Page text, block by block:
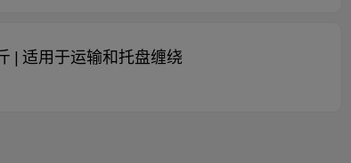
| 适用于运输和托盘缠绕